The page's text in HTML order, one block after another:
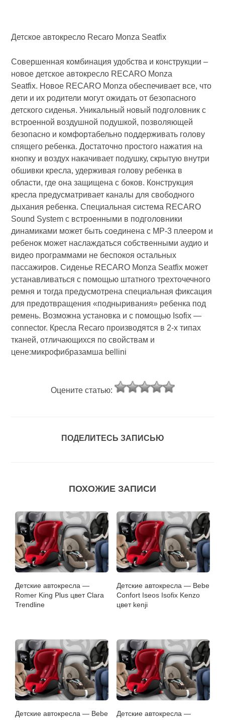
Детское автокресло Recaro Monza Seatfix
Совершенная комбинация удобства и конструкции –
новое детское автокресло RECARO Monza
Seatfix. Новое RECARO Monza обеспечивает все, что
дети и их родители могут ожидать от безопасного
детского сиденья. Уникальный новый подголовник с
встроенной воздушной подушкой, позволяющей
безопасно и комфортабельно поддерживать голову
спящего ребенка. Достаточно простого нажатия на
кнопку и воздух накачивает подушку, скрытую внутри
обшивки кресла, удерживая голову ребенка в
области, где она защищена с боков. Конструкция
кресла предусматривает каналы для свободного
дыхания ребенка. Специальная система RECARO
Sound System с встроенными в подголовники
динамиками может быть соединена с МР-3 плеером и
ребенок может наслаждаться собственными аудио и
видео программами не беспокоя остальных
пассажиров. Сиденье RECARO Monza Seatfix может
устанавливаться с помощью штатного трехточечного
ремня и тогда предусмотрена специальная фиксация
для предотвращения «подныривания» ребенка под
ремень. Возможна установка и с помощью Isofix —
connector. Кресла Recaro производятся в 2-х типах
тканей, отличающихся по свойствам и
цене:микрофибразамша bellini
Оцените статью:
ПОДЕЛИТЕСЬ ЗАПИСЬЮ
ПОХОЖИЕ ЗАПИСИ
Детские автокресла —
Romer King Plus цвет Clara
Trendline
Детские автокресла — Bebe
Confort Iseos Isofix Kenzo
цвет kenji
Детские автокресла — Bebe
Детские автокресла —